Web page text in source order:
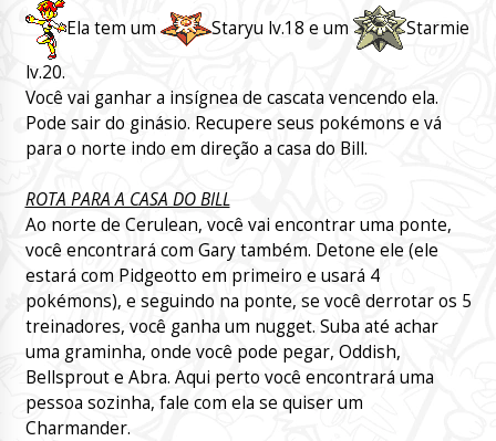
Ela tem um
Staryu lv.18 e um
Starmie
lv.20.
Você vai ganhar a insígnea de cascata vencendo ela.
Pode sair do ginásio. Recupere seus pokémons e vá
para o norte indo em direção a casa do Bill.
ROTA PARA A CASA DO BILL
Ao norte de Cerulean, você vai encontrar uma ponte,
você encontrará com Gary também. Detone ele (ele
estará com Pidgeotto em primeiro e usará 4
pokémons), e seguindo na ponte, se você derrotar os 5
treinadores, você ganha um nugget. Suba até achar
uma graminha, onde você pode pegar, Oddish,
Bellsprout e Abra. Aqui perto você encontrará uma
pessoa sozinha, fale com ela se quiser um
Charmander.